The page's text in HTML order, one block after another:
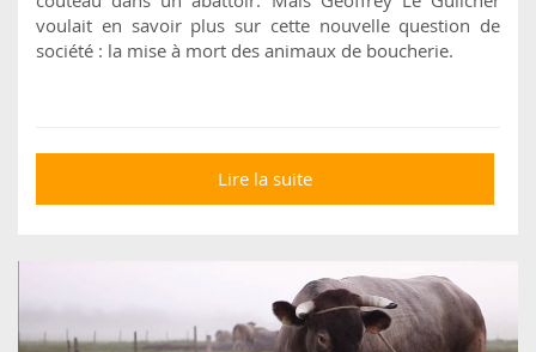
voulait en savoir plus sur cette nouvelle question de
société : la mise à mort des animaux de boucherie.
Lire la suite